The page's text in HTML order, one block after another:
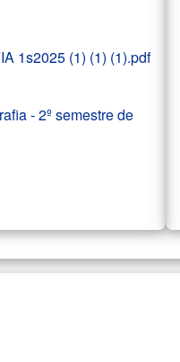
1s2025 (1) (1) (1).pdf
- 2º semestre de